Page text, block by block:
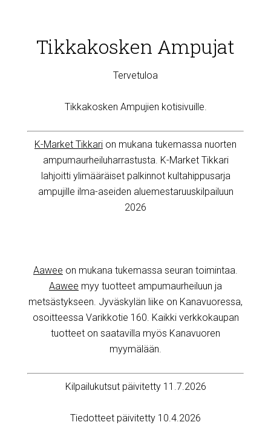
Tikkakosken Ampujat
Tervetuloa
Tikkakosken Ampujien kotisivuille.
K-Market Tikkari on mukana tukemassa nuorten
ampumaurheiluharrastusta. K-Market Tikkari
lahjoitti ylimääräiset palkinnot kultahippusarja
ampujille ilma-aseiden aluemestaruuskilpailuun
2026
Aawee on mukana tukemassa seuran toimintaa.
Aawee myy tuotteet ampumaurheiluun ja
metsästykseen. Jyväskylän liike on Kanavuoressa,
osoitteessa Varikkotie 160. Kaikki verkkokaupan
tuotteet on saatavilla myös Kanavuoren
myymälään.
Kilpailukutsut päivitetty 11.7.2026
Tiedotteet päivitetty 10.4.2026